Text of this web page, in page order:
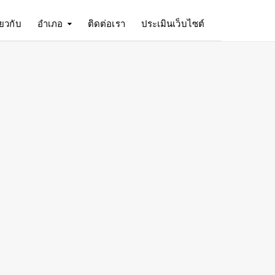
วกับ อำเภอ ติดต่อเรา ประเมินเว็บไซต์